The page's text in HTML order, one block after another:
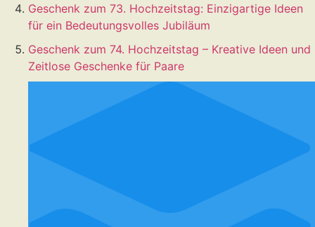
Geschenk zum 73. Hochzeitstag: Einzigartige Ideen
für ein Bedeutungsvolles Jubiläum
Geschenk zum 74. Hochzeitstag – Kreative Ideen und
Zeitlose Geschenke für Paare